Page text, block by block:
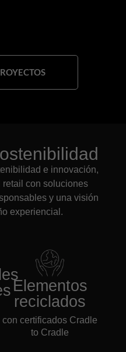
e innovación,
con soluciones
y una visión
experiencial.
Elementos
reciclados
con certificados Cradle
to Cradle